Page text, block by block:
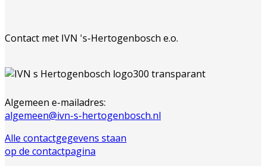
Contact met IVN 's-Hertogenbosch e.o.
Algemeen e-mailadres:
algemeen@ivn-s-hertogenbosch.nl
Alle contactgegevens staan
op de contactpagina